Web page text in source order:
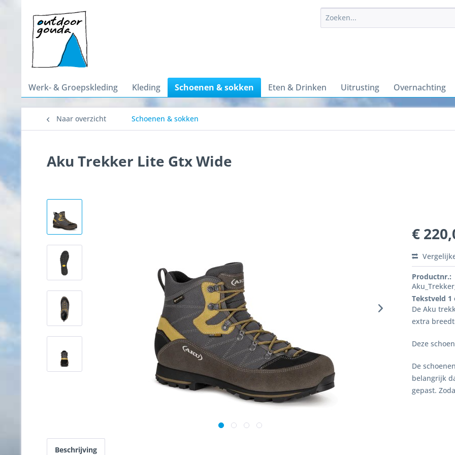
Werk- & Groepskleding Kleding Schoenen & sokken Eten & Drinken Uitrusting Overnachting
Naar overzicht Schoenen & sokken
Aku Trekker Lite Gtx Wide
€
Productnr.:
Tekstveld 1
De Aku
extra
Deze
De
belangrijk
gepast.
Beschrijving